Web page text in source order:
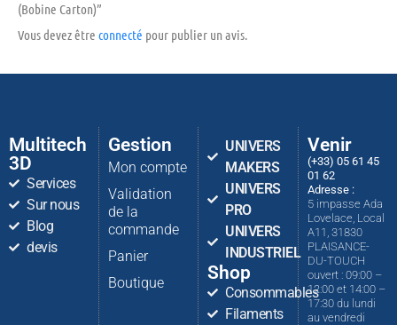
(Bobine Carton)”
Vous devez être connecté pour publier un avis.
Multitech
3D
Services
Sur nous
Blog
devis
Gestion
Mon compte
Validation
de la
commande
Panier
Boutique
UNIVERS
MAKERS
UNIVERS
PRO
UNIVERS
INDUSTRIEL
Shop
Consommables
Filaments
Venir
(+33) 05 61 45
01 62
Adresse :
5 impasse Ada
Lovelace, Local
A11, 31830
PLAISANCE-
DU-TOUCH
ouvert : 09:00 –
12:00 et 14:00 –
17:30 du lundi
au vendredi